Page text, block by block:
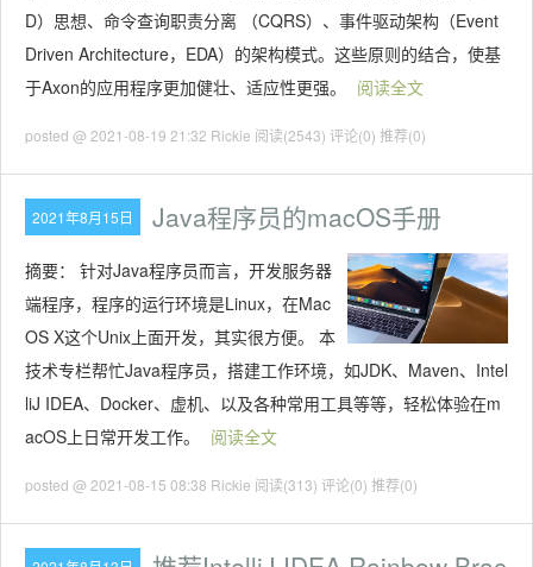
D）思想、命令查询职责分离 （CQRS）、事件驱动架构（Event
Driven Architecture，EDA）的架构模式。这些原则的结合，使基
于Axon的应用程序更加健壮、适应性更强。
阅读全文
posted @ 2021-08-19 21:32 Rickie 阅读(2543) 评论(0) 推荐(0)
2021年8月15日 Java程序员的macOS手册
摘要： 针对Java程序员而言，开发服务器
端程序，程序的运行环境是Linux，在Mac
OS X这个Unix上面开发，其实很方便。 本
技术专栏帮忙Java程序员，搭建工作环境，如JDK、Maven、Intel
liJ IDEA、Docker、虚机、以及各种常用工具等等，轻松体验在m
acOS上日常开发工作。
阅读全文
posted @ 2021-08-15 08:38 Rickie 阅读(313) 评论(0) 推荐(0)